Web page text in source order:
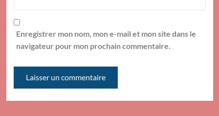
Enregistrer mon nom, mon e-mail et mon site dans le
navigateur pour mon prochain commentaire.